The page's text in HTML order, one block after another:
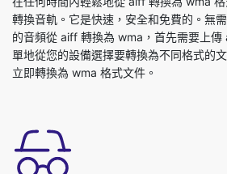
單地從您的設備選擇要轉換為不同格式的
立即轉換為 wma 格式文件。
最佳質量